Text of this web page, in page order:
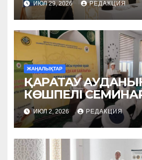
ИЮЛ 29, 2026 РЕДАКЦИЯ
ЖАҢАЛЫҚТАР
ҚАРАТАУ
КӨШПЕЛІ
ИЮЛ 2, 2026 РЕДАКЦИЯ